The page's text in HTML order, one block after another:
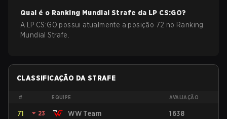
Qual é o Ranking Mundial Strafe da LP CS:GO?
A LP CS:GO possui atualmente a posição 72 no Ranking
Mundial Strafe.
CLASSIFICAÇÃO DA STRAFE
# EQUIPE AVALIAÇÃO
71 ⏷ 23 WW Team 1638